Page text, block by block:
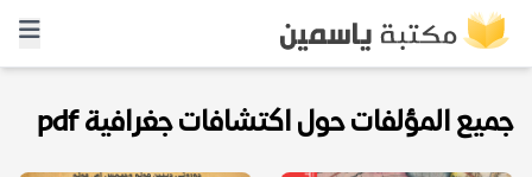
جميع المؤلفات حول اكتشافات جغرافية pdf